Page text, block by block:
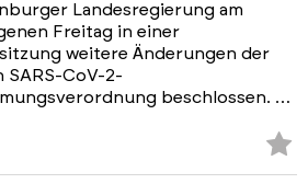
Landesregierung am
Freitag in einer
weitere Änderungen der
SARS-CoV-2-
beschlossen. …